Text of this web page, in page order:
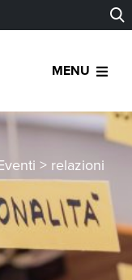
MENU
> relazioni